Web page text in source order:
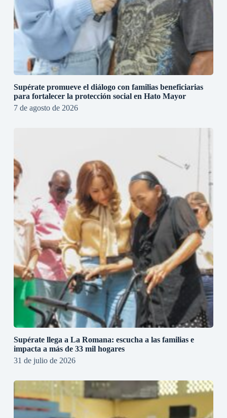
Supérate promueve el diálogo con familias beneficiarias
para fortalecer la protección social en Hato Mayor
7 de agosto de 2026
Supérate llega a La Romana: escucha a las familias e
impacta a más de 33 mil hogares
31 de julio de 2026